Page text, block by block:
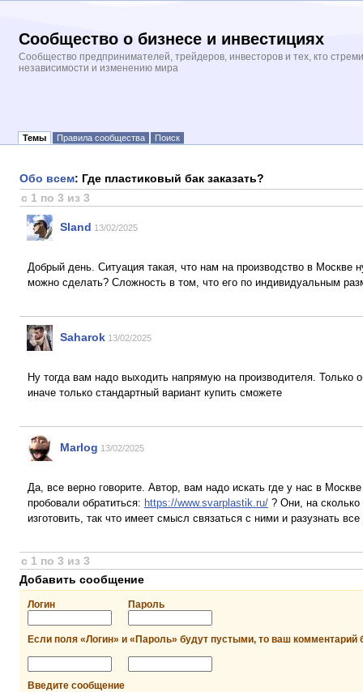
Сообщество о бизнесе и инвестициях
Сообщество предпринимателей, трейдеров, инвесторов и тех, кто
независимости и изменению мира
Темы Правила сообщества Поиск
Обо всем: Где пластиковый бак заказать?
с 1 по 3 из 3
Sland 13/02/2025
Добрый день. Ситуация такая, что нам на производство в Москве
можно сделать? Сложность в том, что его по индивидуальным
Saharok 13/02/2025
Ну тогда вам надо выходить напрямую на производителя.
иначе только стандартный вариант купить сможете
Marlog 13/02/2025
Да, все верно говорите. Автор, вам надо искать где у нас в
пробовали обратиться: https://www.svarplastik.ru/ ? Они, на
изготовить, так что имеет смысл связаться с ними и разузнать
с 1 по 3 из 3
Добавить сообщение
Логин Пароль
Если поля «Логин» и «Пароль» будут пустыми, то ваш комментарий
Введите сообщение